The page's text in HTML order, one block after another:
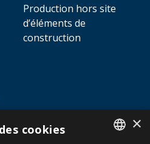
Production hors site
d’éléments de
construction
×
cookies